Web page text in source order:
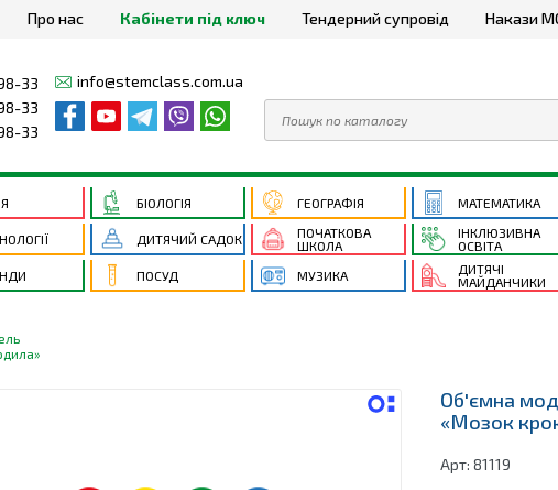
Про нас Кабінети під ключ Тендерний супровід Накази
33
33
33
info@stemclass.com.ua
БІОЛОГІЯ ГЕОГРАФІЯ МАТЕМАТИКА
ДИТЯЧИЙ САДОК
ПОЧАТКОВА
ШКОЛА
ІНКЛЮЗИВНА
ОСВІТА
ПОСУД МУЗИКА
ДИТЯЧІ
МАЙДАНЧИКИ
Об'ємна
«Мозок
Арт: 81119